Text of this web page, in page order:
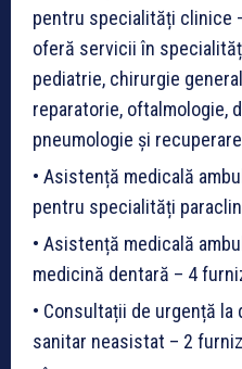
pentru specialități clinice
oferă servicii în
pediatrie, chirurgie
reparatorie, oftalmologie,
pneumologie și
• Asistență medicală
pentru specialități
• Asistență medicală
medicină dentară – 4
• Consultații de urgență
sanitar neasistat – 2